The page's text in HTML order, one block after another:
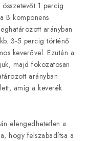
1 percig
B komponens
arányban
3-5 percig történő
keverővel. Ezután a
majd fokozatosan
arányban
amíg a keverék
elengedhetetlen a
hogy felszabadítsa a